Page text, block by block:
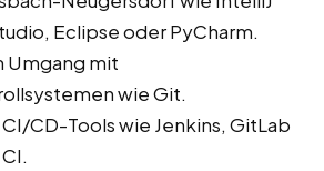
Eclipse oder PyCharm.
Umgang mit
wie Git.
CD-Tools wie Jenkins, GitLab